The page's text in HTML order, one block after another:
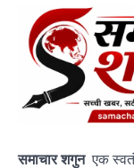
समाचार शगुन एक